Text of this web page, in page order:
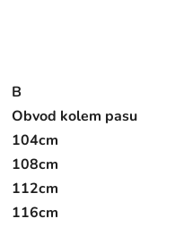
B
Obvod kolem pasu
104cm
108cm
112cm
116cm